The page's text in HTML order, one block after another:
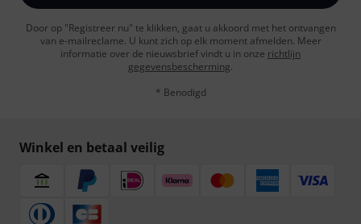
Door op "Registreer nu" te klikken, gaat u akkoord met het ontvangen
van e-mailreclame. U kunt zich op elk moment afmelden. Meer
informatie over de nieuwsbrief vindt u in onze richtlijn
gegevensbescherming.
* Benodigd
Winkel en betaal veilig